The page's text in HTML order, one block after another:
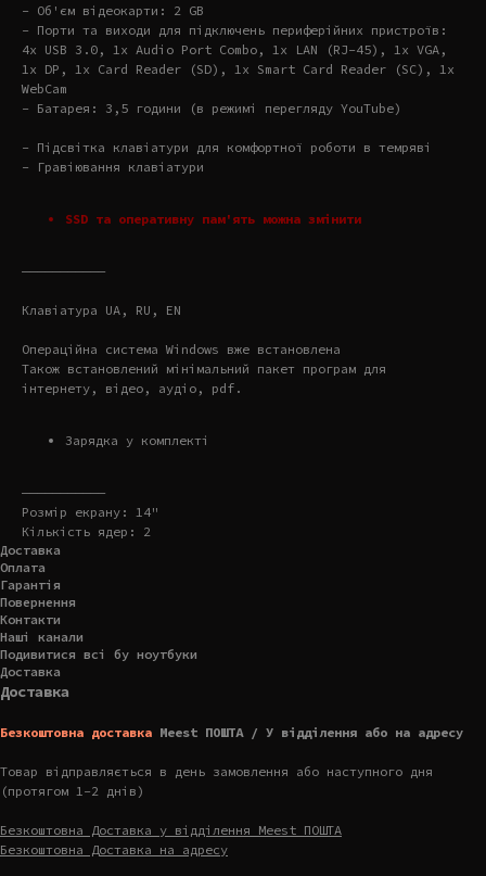
- Об'єм відеокарти: 2 GB
- Порти та виходи для підключень периферійних пристроїв:
4x USB 3.0, 1x Audio Port Combo, 1x LAN (RJ-45), 1x VGA,
1x DP, 1x Card Reader (SD), 1x Smart Card Reader (SC), 1x
WebCam
- Батарея: 3,5 години (в режимі перегляду YouTube)
- Підсвітка клавіатури для комфортної роботи в темряві
- Гравіювання клавіатури
SSD та оперативну пам'ять можна змінити
———————————
Клавіатура UA, RU, EN
Операційна система Windows вже встановлена
Також встановлений мінімальний пакет програм для
інтернету, відео, аудіо, pdf.
Зарядка у комплекті
———————————
Розмір екрану: 14"
Кількість ядер: 2
Доставка
Оплата
Гарантія
Повернення
Контакти
Наші канали
Подивитися всі бу ноутбуки
Доставка
Доставка
Безкоштовна доставка Meest ПОШТА / У відділення або на адресу
Товар відправляється в день замовлення або наступного дня
(протягом 1-2 днів)
Безкоштовна Доставка у відділення Meest ПОШТА
Безкоштовна Доставка на адресу